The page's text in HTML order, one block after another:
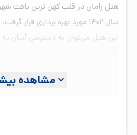
هتل رامان در قلب كهن ترين بافت
سال ۱۴۰۲ مورد بهره برداری قرار
این هتل می‌توان به دسترسی آسان به
دوطبقه، با پرسنل و آموزش دیده و
مشاهده